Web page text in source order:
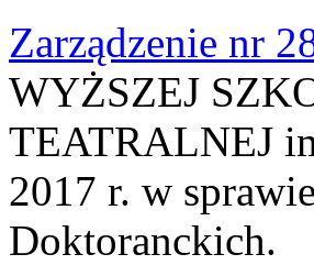
Zarządzenie nr
WYŻSZEJ
TEATRALNEJ
2017 r. w
Doktoranckich.